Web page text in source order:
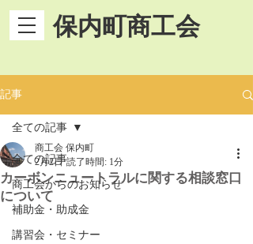
保内町商工会
記事
全ての記事
商工会からのお知らせ
補助金・助成金
講習会・セミナー
全ての記事
カーボンニュートラルに関する相談窓口
について
商工会 保内町
2月2日 読了時間: 1分